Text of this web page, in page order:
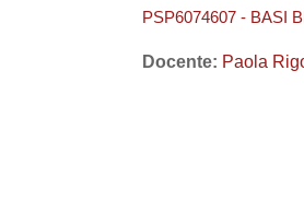
PSP6074607 - BASI
Docente: Paola